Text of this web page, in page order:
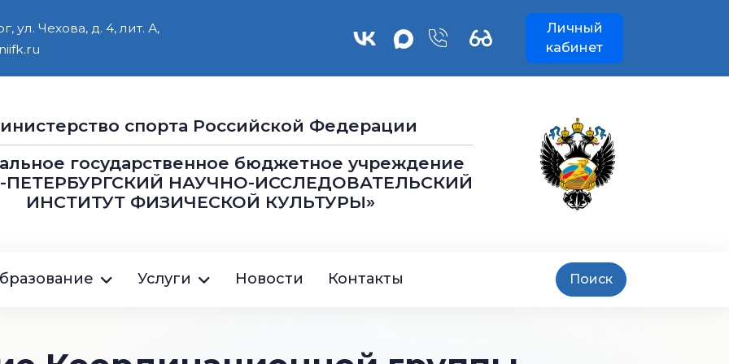
ул. Чехова, д. 4, лит. А,
Личный
кабинет
cпорта Российской Федерации
государственное бюджетное учреждение
ПЕТЕРБУРГСКИЙ НАУЧНО-ИССЛЕДОВАТЕЛЬСКИЙ
ИНСТИТУТ ФИЗИЧЕСКОЙ КУЛЬТУРЫ»
Услуги Новости Контакты Поиск